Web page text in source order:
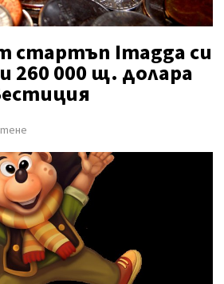
стартъп Imagga си
260 000 щ. долара